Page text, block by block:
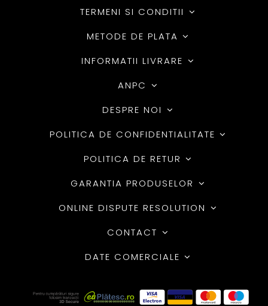
TERMENI SI CONDITII
METODE DE PLATA
INFORMATII LIVRARE
ANPC
DESPRE NOI
POLITICA DE CONFIDENTIALITATE
POLITICA DE RETUR
GARANTIA PRODUSELOR
ONLINE DISPUTE RESOLUTION
CONTACT
DATE COMERCIALE